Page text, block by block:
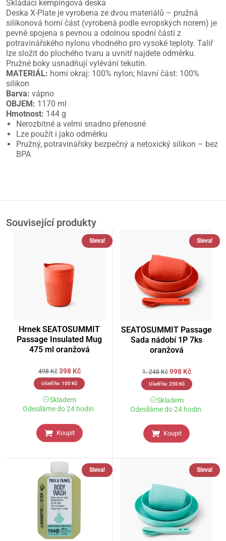
Skládací kempingová deska
Deska X-Plate je vyrobena ze dvou materiálů – pružná
silikonová horní část (vyrobená podle evropských norem) je
pevně spojena s pevnou a odolnou spodní částí z
potravinářského nylonu vhodného pro vysoké teploty. Talíř
lze složit do plochého tvaru a uvnitř najdete odměrku.
Pružné boky usnadňují vylévání tekutin.
MATERIÁL: horní okraj: 100% nylon; hlavní část: 100%
silikon
Barva: vápno
OBJEM: 1170 ml
Hmotnost: 144 g
Nerozbitné a velmi snadno přenosné
Lze použít i jako odměrku
Pružný, potravinářsky bezpečný a netoxický silikon – bez
BPA
Související produkty
Sleva!
Hrnek SEATOSUMMIT
Passage Insulated Mug
475 ml oranžová
498Kč 398 Kč
Ušetříte: 100Kč
Skladem
Odesíláme do 24 hodin.
Koupit
Sleva!
SEATOSUMMIT Passage
Sada nádobí 1P 7ks
oranžová
1. 248Kč 998 Kč
Ušetříte: 250Kč
Skladem
Odesíláme do 24 hodin.
Koupit
Sleva! Sleva!